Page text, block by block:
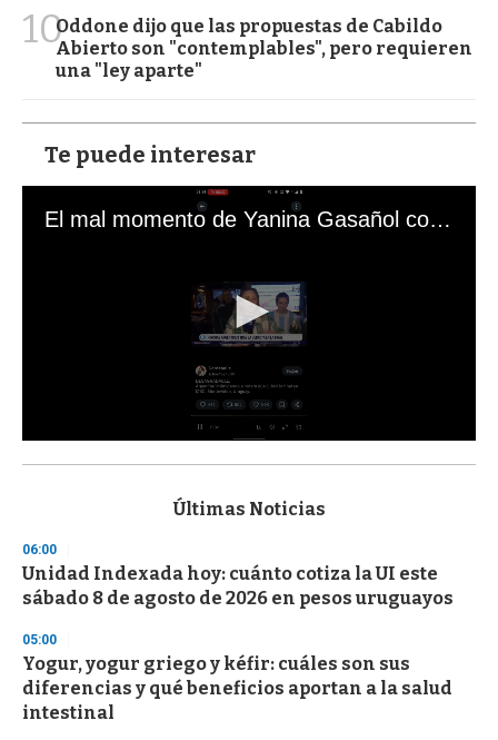
10Oddone dijo que las propuestas de Cabildo
Abierto son "contemplables", pero requieren
una "ley aparte"
Te puede interesar
El mal momento de Yanina Gasañol con un hincha argentino en "Subrayado"
s
d
s
o
f
3
s
e
c
o
Últimas Noticias
06:00
Unidad Indexada hoy: cuánto cotiza la UI este
sábado 8 de agosto de 2026 en pesos uruguayos
05:00
Yogur, yogur griego y kéfir: cuáles son sus
diferencias y qué beneficios aportan a la salud
intestinal